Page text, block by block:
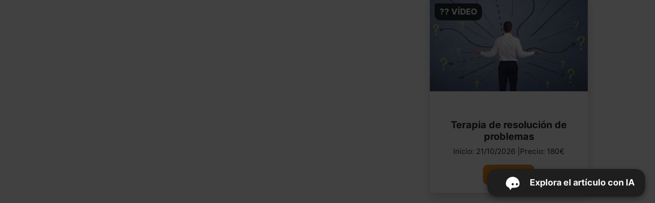
?? VÍDEO
Terapia de resolución de
problemas
Inicio: 21/10/2026 |Precio: 180€
Ver curso
Explora el artículo con IA